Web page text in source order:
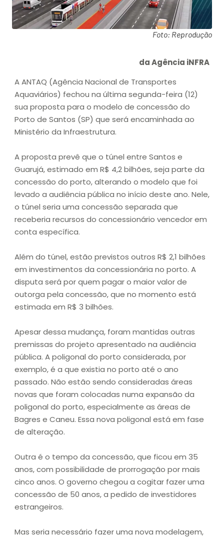
Foto: Reprodução
da Agência iNFRA
A ANTAQ (Agência Nacional de Transportes
Aquaviários) fechou na última segunda-feira (12)
sua proposta para o modelo de concessão do
Porto de Santos (SP) que será encaminhada ao
Ministério da Infraestrutura.
A proposta prevê que o túnel entre Santos e
Guarujá, estimado em R$ 4,2 bilhões, seja parte da
concessão do porto, alterando o modelo que foi
levado a audiência pública no início deste ano. Nele,
o túnel seria uma concessão separada que
receberia recursos do concessionário vencedor em
conta específica.
Além do túnel, estão previstos outros R$ 2,1 bilhões
em investimentos da concessionária no porto. A
disputa será por quem pagar o maior valor de
outorga pela concessão, que no momento está
estimada em R$ 3 bilhões.
Apesar dessa mudança, foram mantidas outras
premissas do projeto apresentado na audiência
pública. A poligonal do porto considerada, por
exemplo, é a que existia no porto até o ano
passado. Não estão sendo consideradas áreas
novas que foram colocadas numa expansão da
poligonal do porto, especialmente as áreas de
Bagres e Caneu. Essa nova poligonal está em fase
de alteração.
Outra é o tempo da concessão, que ficou em 35
anos, com possibilidade de prorrogação por mais
cinco anos. O governo chegou a cogitar fazer uma
concessão de 50 anos, a pedido de investidores
estrangeiros.
Mas seria necessário fazer uma nova modelagem,